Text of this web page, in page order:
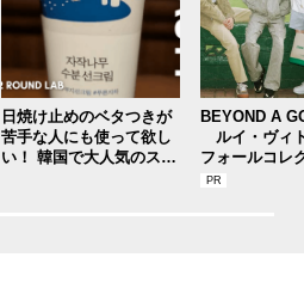
日焼け止めのベタつきが
苦手な人にも使って欲し
い！ 韓国で大人気のスト
BEYOND A
ルイ・ヴィ
フォールコレ
描くプレッピ